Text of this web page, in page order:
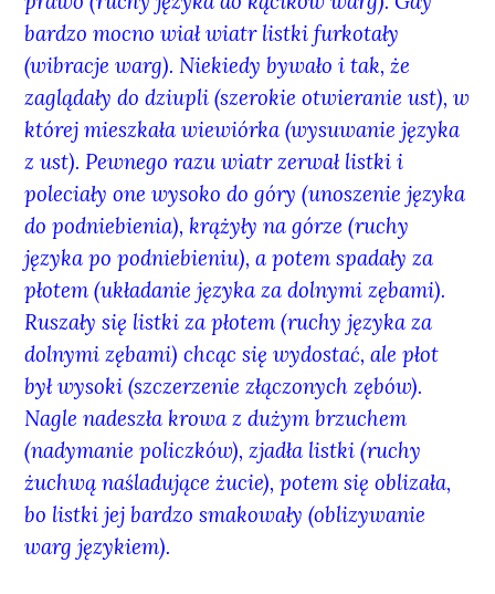
bardzo mocno wiał wiatr listki furkotały
(wibracje warg). Niekiedy bywało i tak, że
zaglądały do dziupli (szerokie otwieranie ust), w
której mieszkała wiewiórka (wysuwanie języka
z ust). Pewnego razu wiatr zerwał listki i
poleciały one wysoko do góry (unoszenie języka
do podniebienia), krążyły na górze (ruchy
języka po podniebieniu), a potem spadały za
płotem (układanie języka za dolnymi zębami).
Ruszały się listki za płotem (ruchy języka za
dolnymi zębami) chcąc się wydostać, ale płot
był wysoki (szczerzenie złączonych zębów).
Nagle nadeszła krowa z dużym brzuchem
(nadymanie policzków), zjadła listki (ruchy
żuchwą naśladujące żucie), potem się oblizała,
bo listki jej bardzo smakowały (oblizywanie
warg językiem).